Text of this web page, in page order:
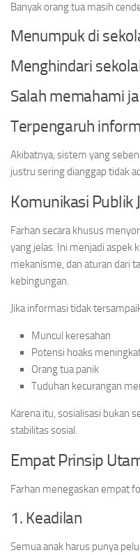
Banyak orang tua masih
Menumpuk di
Menghindari
Salah memahami
Terpengaruh
Akibatnya, sistem yang
justru sering dianggap tidak
Komunikasi Publik
Farhan secara khusus
yang jelas. Ini menjadi aspek
mekanisme, dan aturan dari
kebingungan.
Jika informasi tidak
Muncul keresahan
Potensi hoaks
Orang tua panik
Tuduhan kecurangan
Karena itu, sosialisasi bukan
stabilitas sosial.
Empat Prinsip
Farhan menegaskan empat
1. Keadilan
Semua anak harus punya